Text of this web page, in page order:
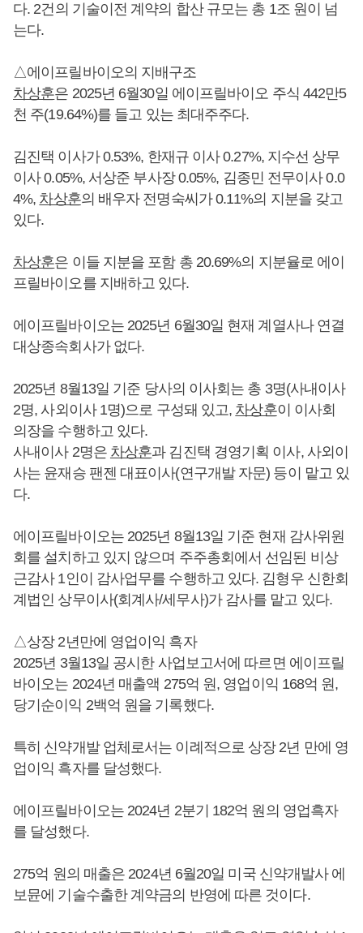
다. 2건의 기술이전 계약의 합산 규모는 총 1조 원이 넘
는다.
△에이프릴바이오의 지배구조
차상훈은 2025년 6월30일 에이프릴바이오 주식 442만5
천 주(19.64%)를 들고 있는 최대주주다.
김진택 이사가 0.53%, 한재규 이사 0.27%, 지수선 상무
이사 0.05%, 서상준 부사장 0.05%, 김종민 전무이사 0.0
4%, 차상훈의 배우자 전명숙씨가 0.11%의 지분을 갖고
있다.
차상훈은 이들 지분을 포함 총 20.69%의 지분율로 에이
프릴바이오를 지배하고 있다.
에이프릴바이오는 2025년 6월30일 현재 계열사나 연결
대상종속회사가 없다.
2025년 8월13일 기준 당사의 이사회는 총 3명(사내이사
2명, 사외이사 1명)으로 구성돼 있고, 차상훈이 이사회
의장을 수행하고 있다.
사내이사 2명은 차상훈과 김진택 경영기획 이사, 사외이
사는 윤재승 팬젠 대표이사(연구개발 자문) 등이 맡고 있
다.
에이프릴바이오는 2025년 8월13일 기준 현재 감사위원
회를 설치하고 있지 않으며 주주총회에서 선임된 비상
근감사 1인이 감사업무를 수행하고 있다. 김형우 신한회
계법인 상무이사(회계사/세무사)가 감사를 맡고 있다.
△상장 2년만에 영업이익 흑자
2025년 3월13일 공시한 사업보고서에 따르면 에이프릴
바이오는 2024년 매출액 275억 원, 영업이익 168억 원,
당기순이익 2백억 원을 기록했다.
특히 신약개발 업체로서는 이례적으로 상장 2년 만에 영
업이익 흑자를 달성했다.
에이프릴바이오는 2024년 2분기 182억 원의 영업흑자
를 달성했다.
275억 원의 매출은 2024년 6월20일 미국 신약개발사 에
보뮨에 기술수출한 계약금의 반영에 따른 것이다.